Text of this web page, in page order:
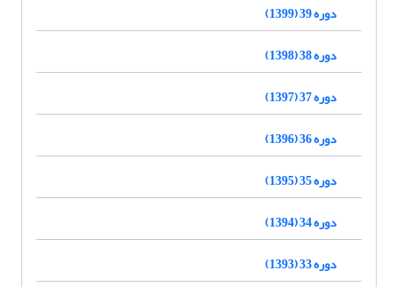
دوره 39 (1399)
دوره 38 (1398)
دوره 37 (1397)
دوره 36 (1396)
دوره 35 (1395)
دوره 34 (1394)
دوره 33 (1393)